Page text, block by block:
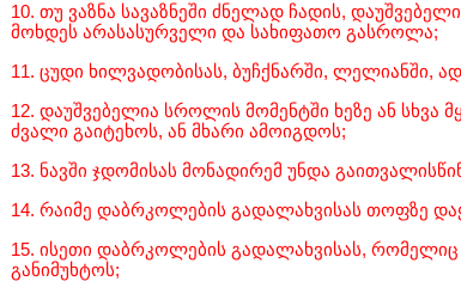
10. თუ ვაზნა სავაზნეში ძნელად ჩადის,
მოხდეს არასასურველი და სახიფათო გასროლა;
11. ცუდი ხილვადობისას, ბუჩქნარში, ლელიანში,
12. დაუშვებელია სროლის მომენტში ხეზე ან სხვა
ძვალი გაიტეხოს, ან მხარი ამოიგდოს;
13. ნავში ჯდომისას მონადირემ უნდა
14. რაიმე დაბრკოლების გადალახვისას თოფზე
15. ისეთი დაბრკოლების გადალახვისას,
განიმუხტოს;